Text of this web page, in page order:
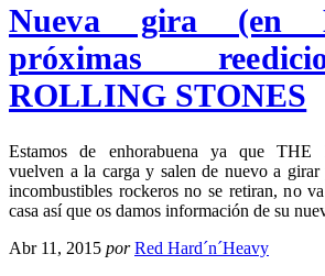
Nueva gira (en
próximas
ROLLING STONES
Estamos de enhorabuena ya que
vuelven a la carga y salen de nuevo a
incombustibles rockeros no se retiran, no
casa así que os damos información de su
Abr 11, 2015 por Red Hard´n´Heavy